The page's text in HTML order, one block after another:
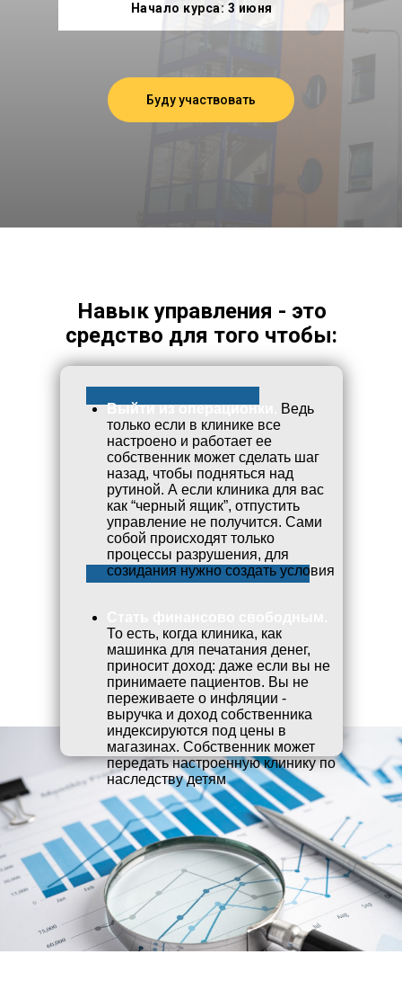
Начало курса: 3 июня
Буду участвовать
Навык управления - это
средство для того чтобы:
Выйти из операционки.
Ведь
только если в клинике все
настроено и работает ее
собственник может сделать шаг
назад, чтобы подняться над
рутиной. А если клиника для вас
как “черный ящик”, отпустить
управление не получится. Сами
собой происходят только
процессы разрушения, для
созидания нужно создать условия
То есть, когда клиника, как
машинка для печатания денег,
приносит доход: даже если вы не
принимаете пациентов. Вы не
переживаете о инфляции -
выручка и доход собственника
индексируются под цены в
магазинах. Собственник может
передать настроенную клинику по
наследству детям